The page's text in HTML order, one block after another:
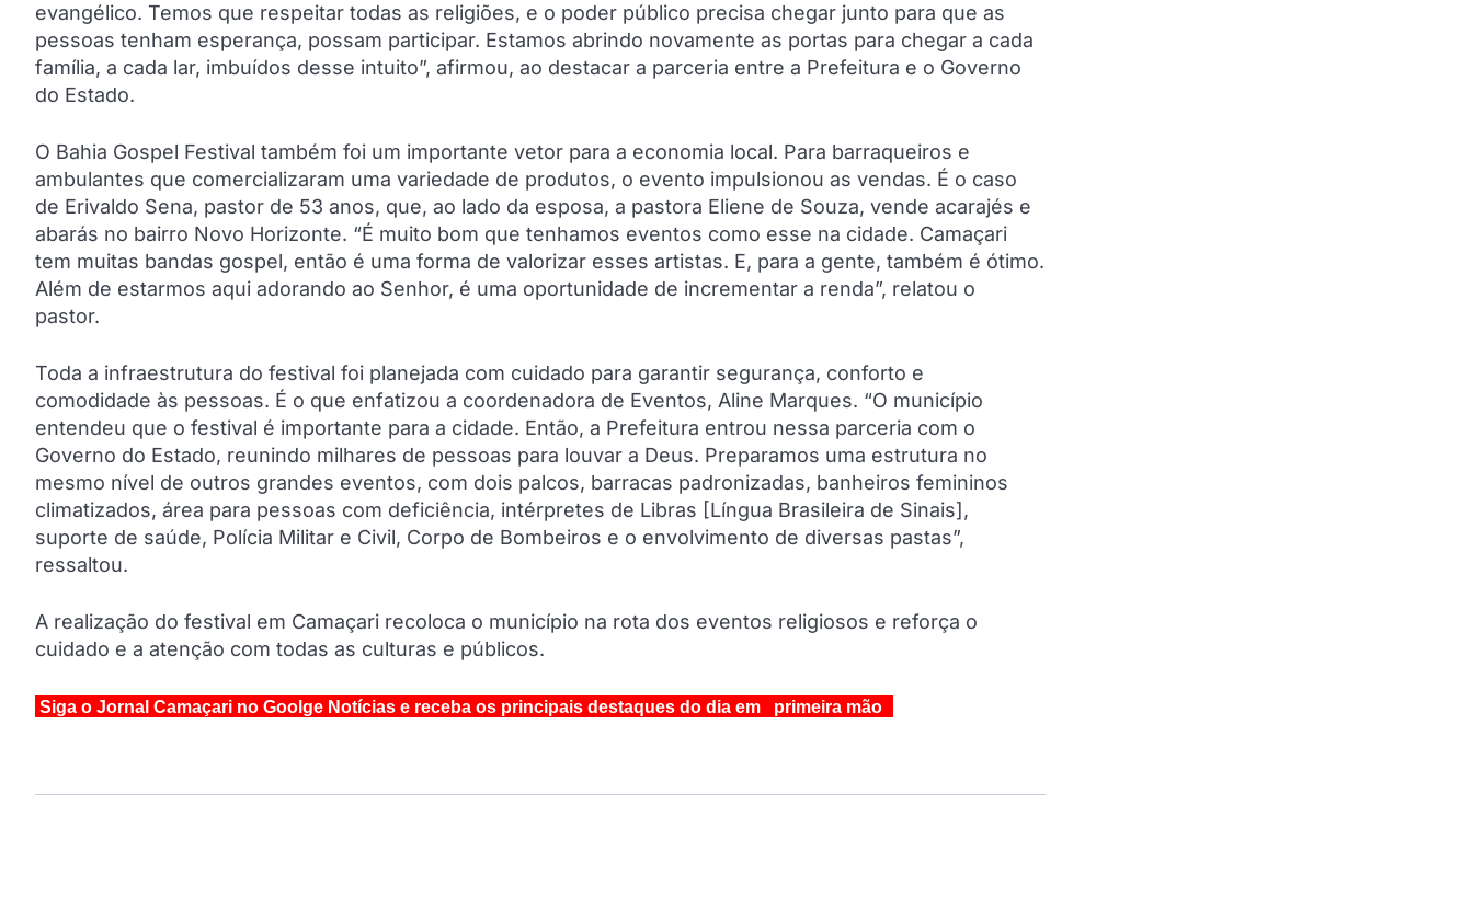
evangélico. Temos que respeitar todas as religiões, e o poder público precisa chegar junto para que as
pessoas tenham esperança, possam participar. Estamos abrindo novamente as portas para chegar a cada
família, a cada lar, imbuídos desse intuito”, afirmou, ao destacar a parceria entre a Prefeitura e o Governo
do Estado.
O Bahia Gospel Festival também foi um importante vetor para a economia local. Para barraqueiros e
ambulantes que comercializaram uma variedade de produtos, o evento impulsionou as vendas. É o caso
de Erivaldo Sena, pastor de 53 anos, que, ao lado da esposa, a pastora Eliene de Souza, vende acarajés e
abarás no bairro Novo Horizonte. “É muito bom que tenhamos eventos como esse na cidade. Camaçari
tem muitas bandas gospel, então é uma forma de valorizar esses artistas. E, para a gente, também é ótimo.
Além de estarmos aqui adorando ao Senhor, é uma oportunidade de incrementar a renda”, relatou o
pastor.
Toda a infraestrutura do festival foi planejada com cuidado para garantir segurança, conforto e
comodidade às pessoas. É o que enfatizou a coordenadora de Eventos, Aline Marques. “O município
entendeu que o festival é importante para a cidade. Então, a Prefeitura entrou nessa parceria com o
Governo do Estado, reunindo milhares de pessoas para louvar a Deus. Preparamos uma estrutura no
mesmo nível de outros grandes eventos, com dois palcos, barracas padronizadas, banheiros femininos
climatizados, área para pessoas com deficiência, intérpretes de Libras [Língua Brasileira de Sinais],
suporte de saúde, Polícia Militar e Civil, Corpo de Bombeiros e o envolvimento de diversas pastas”,
ressaltou.
A realização do festival em Camaçari recoloca o município na rota dos eventos religiosos e reforça o
cuidado e a atenção com todas as culturas e públicos.
Siga o Jornal Camaçari no Goolge Notícias e receba os principais destaques do dia em primeira mão